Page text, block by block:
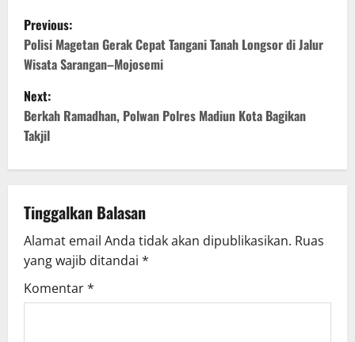
P
o
s
t
n
v
i
g
Previous:
Polisi Magetan Gerak Cepat Tangani Tanah Longsor di Jalur
Wisata Sarangan–Mojosemi
Next:
Berkah Ramadhan, Polwan Polres Madiun Kota Bagikan
Takjil
Tinggalkan Balasan
Alamat email Anda tidak akan dipublikasikan. Ruas
yang wajib ditandai *
Komentar*